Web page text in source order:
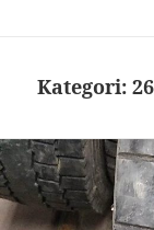
Kategori: